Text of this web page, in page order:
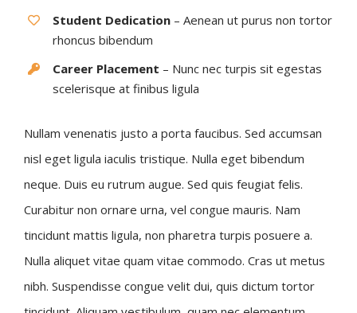
Student Dedication – Aenean ut purus non tortor
rhoncus bibendum
Career Placement – Nunc nec turpis sit egestas
scelerisque at finibus ligula
Nullam venenatis justo a porta faucibus. Sed accumsan
nisl eget ligula iaculis tristique. Nulla eget bibendum
neque. Duis eu rutrum augue. Sed quis feugiat felis.
Curabitur non ornare urna, vel congue mauris. Nam
tincidunt mattis ligula, non pharetra turpis posuere a.
Nulla aliquet vitae quam vitae commodo. Cras ut metus
nibh. Suspendisse congue velit dui, quis dictum tortor